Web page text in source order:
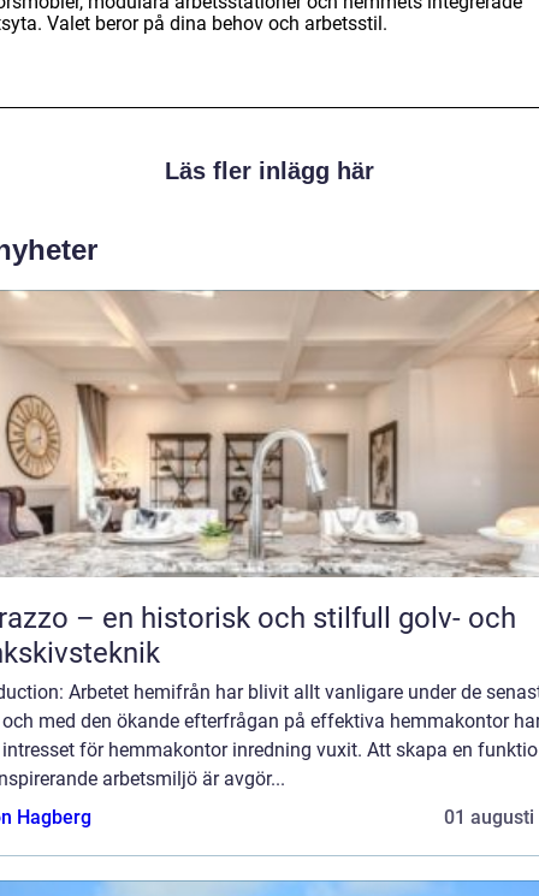
Valet beror på dina behov och arbetsstil.
Läs fler inlägg här
– en historisk och stilfull golv- och
Arbetet hemifrån har blivit allt vanligare under de
och med den ökande efterfrågan på effektiva hemmakontor
för hemmakontor inredning vuxit. Att skapa en
arbetsmiljö är avgör...
Hagberg
01 augusti